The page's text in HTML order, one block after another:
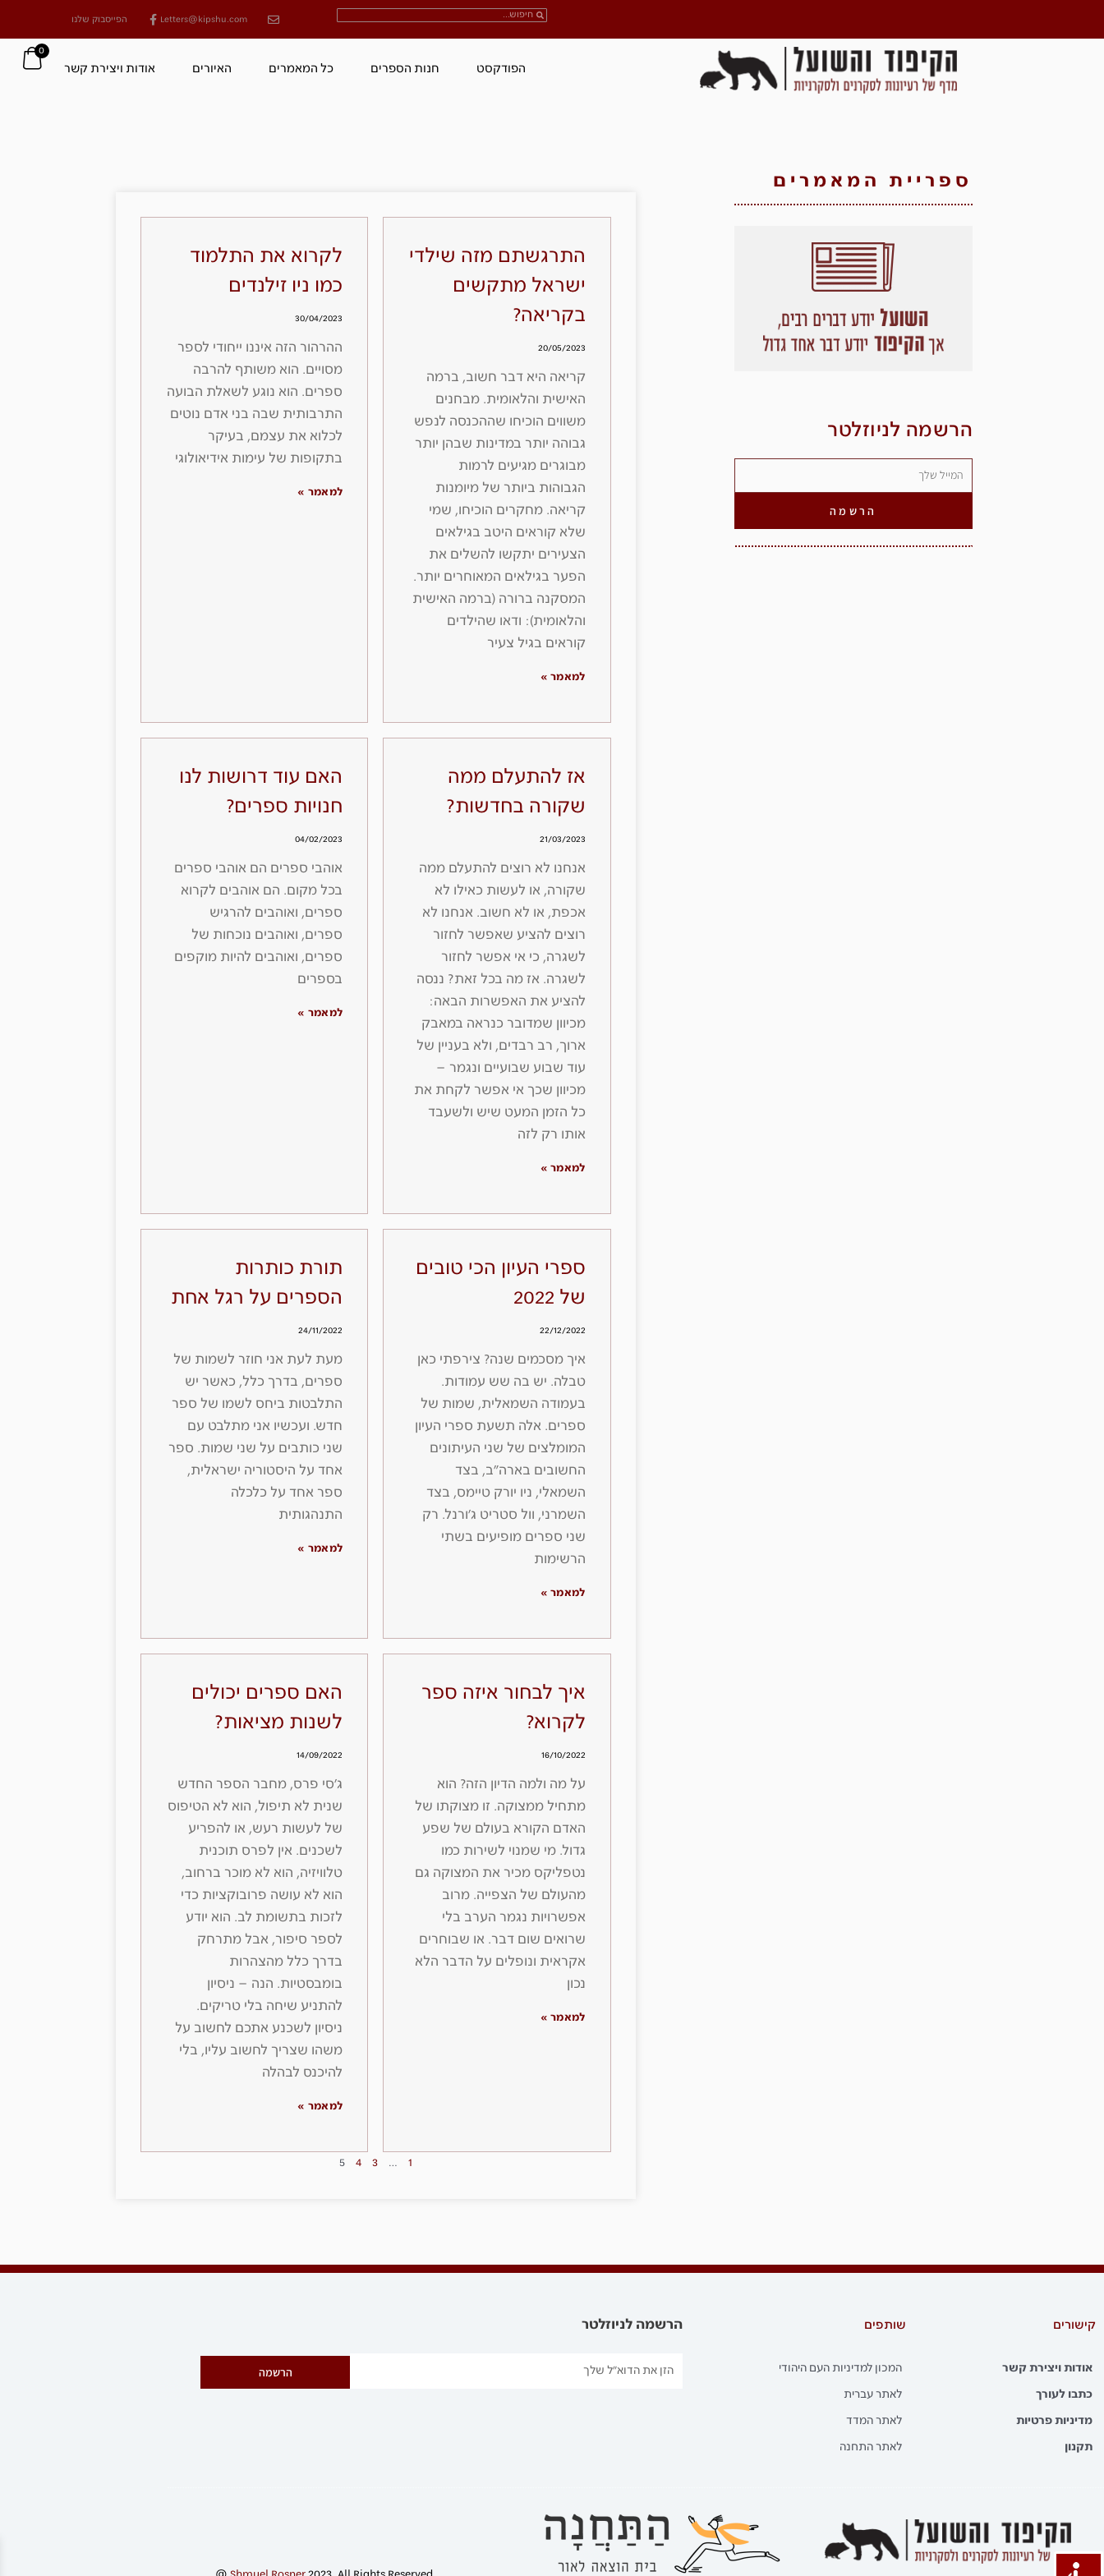
Letters@kipshu.com הפייסבוק שלנו
הפודקסט חנות הספרים כל המאמרים האיורים אודות ויצירת קשר
0
ספריית המאמרים
הרשמה לניוזלטר
הרשמה
התרגשתם מזה שילדי
ישראל מתקשים
בקריאה?
20/05/2023
קריאה היא דבר חשוב, ברמה
האישית והלאומית. מבחנים
משווים הוכיחו שההכנסה לנפש
גבוהה יותר במדינות שבהן יותר
מבוגרים מגיעים לרמות
הגבוהות ביותר של מיומנות
קריאה. מחקרים הוכיחו, שמי
שלא קוראים היטב בגילאים
הצעירים יתקשו להשלים את
הפער בגילאים המאוחרים יותר.
המסקנה ברורה (ברמה האישית
והלאומית): ודאו שהילדים
קוראים בגיל צעיר
למאמר »
לקרוא את התלמוד
כמו ניו זילנדים
30/04/2023
ההרהור הזה איננו ייחודי לספר
מסויים. הוא משותף להרבה
ספרים. הוא נוגע לשאלת הבועה
התרבותית שבה בני אדם נוטים
לכלוא את עצמם, בעיקר
בתקופות של עימות אידיאולוגי
למאמר »
אז להתעלם ממה
שקורה בחדשות?
21/03/2023
אנחנו לא רוצים להתעלם ממה
שקורה, או לעשות כאילו לא
אכפת, או לא חשוב. אנחנו לא
רוצים להציע שאפשר לחזור
לשגרה, כי אי אפשר לחזור
לשגרה. אז מה בכל זאת? ננסה
להציע את האפשרות הבאה:
מכיוון שמדובר כנראה במאבק
ארוך, רב רבדים, ולא בעניין של
עוד שבוע שבועיים ונגמר –
מכיוון שכך אי אפשר לקחת את
כל הזמן המעט שיש ולשעבד
אותו רק לזה
למאמר »
האם עוד דרושות לנו
חנויות ספרים?
04/02/2023
אוהבי ספרים הם אוהבי ספרים
בכל מקום. הם אוהבים לקרוא
ספרים, ואוהבים להרגיש
ספרים, ואוהבים נוכחות של
ספרים, ואוהבים להיות מוקפים
בספרים
למאמר »
ספרי העיון הכי טובים
של 2022
22/12/2022
איך מסכמים שנה? צירפתי כאן
טבלה. יש בה שש עמודות.
בעמודה השמאלית, שמות של
ספרים. אלה תשעת ספרי העיון
המומלצים של שני העיתונים
החשובים בארה״ב, בצד
השמאלי, ניו יורק טיימס, בצד
השמרני, וול סטריט ג׳ורנל. רק
שני ספרים מופיעים בשתי
הרשימות
למאמר »
תורת כותרות
הספרים על רגל אחת
24/11/2022
מעת לעת אני חוזר לשמות של
ספרים, בדרך כלל, כאשר יש
התלבטות ביחס לשמו של ספר
חדש. ועכשיו אני מתלבט עם
שני כותבים על שני שמות. ספר
אחד על היסטוריה ישראלית,
ספר אחד על כלכלה
התנהגותית
למאמר »
איך לבחור איזה ספר
לקרוא?
16/10/2022
על מה ולמה הדיון הזה? הוא
מתחיל ממצוקה. זו מצוקתו של
האדם הקורא בעולם של שפע
גדול. מי שמנוי לשירות כמו
נטפליקס מכיר את המצוקה גם
מהעולם של הצפייה. מרוב
אפשרויות נגמר הערב בלי
שרואים שום דבר. או שבוחרים
אקראית ונופלים על הדבר הלא
נכון
למאמר »
האם ספרים יכולים
לשנות מציאות?
14/09/2022
ג׳סי פרס, מחבר הספר החדש
שנית לא תיפול, הוא לא הטיפוס
של לעשות רעש, או להפריע
לשכנים. אין לפרס תוכנית
טלוויזיה, הוא לא מוכר ברחוב,
הוא לא עושה פרובוקציות כדי
לזכות בתשומת לב. הוא יודע
לספר סיפור, אבל מתרחק
בדרך כלל מהצהרות
בומבסטיות. הנה – ניסיון
להתניע שיחה בלי טריקים.
ניסיון לשכנע אתכם לחשוב על
משהו שצריך לחשוב עליו, בלי
להיכנס לבהלה
למאמר »
1
…
3
4
5
קישורים
אודות ויצירת קשר
כתבו לעורך
מדיניות פרטיות
תקנון
שותפים
המכון למדיניות העם היהודי
לאתר עברית
לאתר המדד
לאתר התחנה
הרשמה לניוזלטר
הרשמה